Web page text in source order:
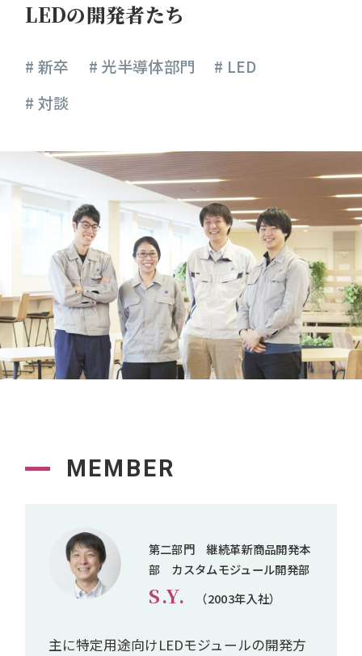
LEDの開発者たち
# 新卒 # 光半導体部門
# LED
# 対談
MEMBER
第二部門 継続革新商品開発本
部 カスタムモジュール開発部
S.Y. （2003年入社）
主に特定用途向けLEDモジュールの開発方